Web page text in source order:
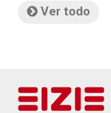
Ver todo